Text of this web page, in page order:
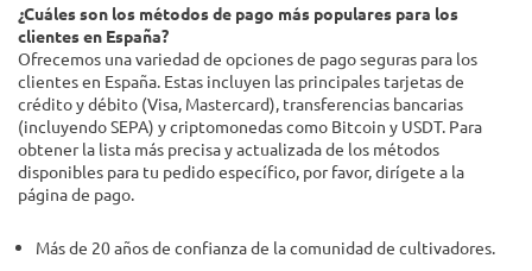
¿Cuáles son los métodos de pago más populares para los
clientes en España?
Ofrecemos una variedad de opciones de pago seguras para los
clientes en España. Estas incluyen las principales tarjetas de
crédito y débito (Visa, Mastercard), transferencias bancarias
(incluyendo SEPA) y criptomonedas como Bitcoin y USDT. Para
obtener la lista más precisa y actualizada de los métodos
disponibles para tu pedido específico, por favor, dirígete a la
página de pago.
Más de 20 años de confianza de la comunidad de cultivadores.